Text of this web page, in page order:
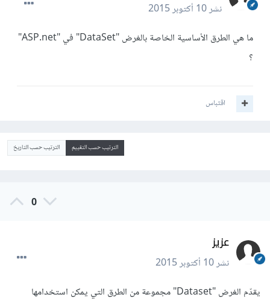
نشر10 أكتوبر 2015
ما هي الطرق الأساسية الخاصة بالغرض "DataSet" في "ASP.net"
؟
اقتباس
الترتيب حسب التقييم الترتيب حسب التاريخ
0
عزيز
نشر10 أكتوبر 2015
يقدّم الغرض "Dataset" مجموعة من الطرق التي يمكن استخدامها